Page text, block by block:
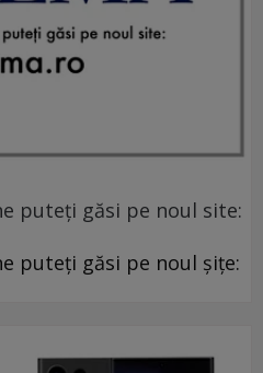
puteți găsi pe noul site:
puteți găsi pe noul șițe: